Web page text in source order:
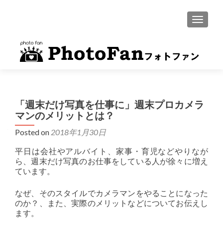
MENU
「週末だけ写真を仕事に」週末プロカメラ
マンのメリットとは？
Posted on 2018年1月30日
平日は会社やアルバイト、家事・育児などやりなが
ら、週末だけ写真のお仕事をしている人が徐々に増え
ています。
なぜ、そのスタイルでカメラマンをやることになった
のか？、また、実際のメリットなどについてお伝えし
ます。